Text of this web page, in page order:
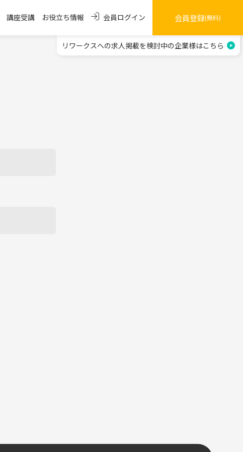
講座受講 お役立ち情報 会員ログイン 会員登録(無料)
リワークスへの求人掲載を検討中の企業様はこちら